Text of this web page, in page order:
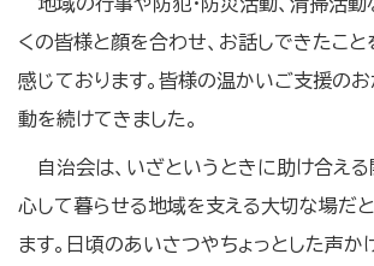
地域の行事や防犯・防災活動、清掃活動
くの皆様と顔を合わせ、お話しできたこと
感じております。皆様の温かいご支援の
動を続けてきました。
自治会は、いざというときに助け合える
心して暮らせる地域を支える大切な場だ
ます。日頃のあいさつやちょっとした声か